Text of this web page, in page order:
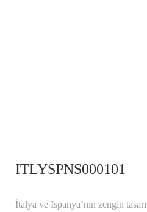
ITLYSPNS000101
İtalya ve İspanya’nın zengin